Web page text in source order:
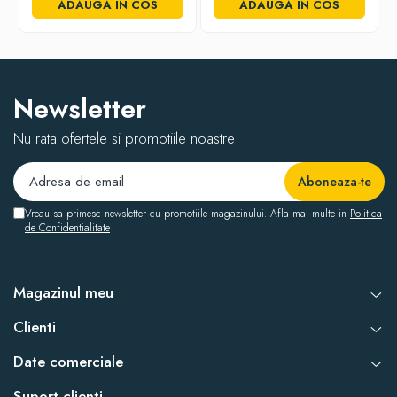
ADAUGA IN COS
ADAUGA IN COS
Newsletter
Nu rata ofertele si promotiile noastre
Vreau sa primesc newsletter cu promotiile magazinului. Afla mai multe in Politica
de Confidentialitate
Magazinul meu
Clienti
Date comerciale